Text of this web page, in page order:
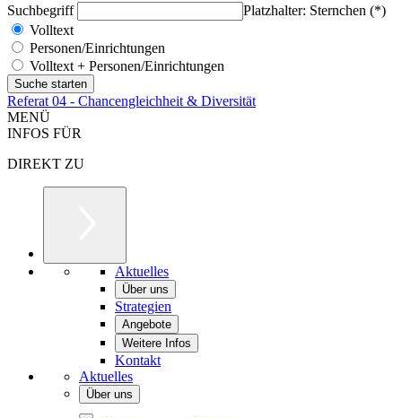
Suchbegriff
Platzhalter: Sternchen (*)
Volltext
Personen/Einrichtungen
Volltext + Personen/Einrichtungen
Referat 04 - Chancengleichheit & Diversität
MENÜ
INFOS FÜR
DIREKT ZU
Aktuelles
Über uns
Strategien
Angebote
Weitere Infos
Kontakt
Aktuelles
Über uns